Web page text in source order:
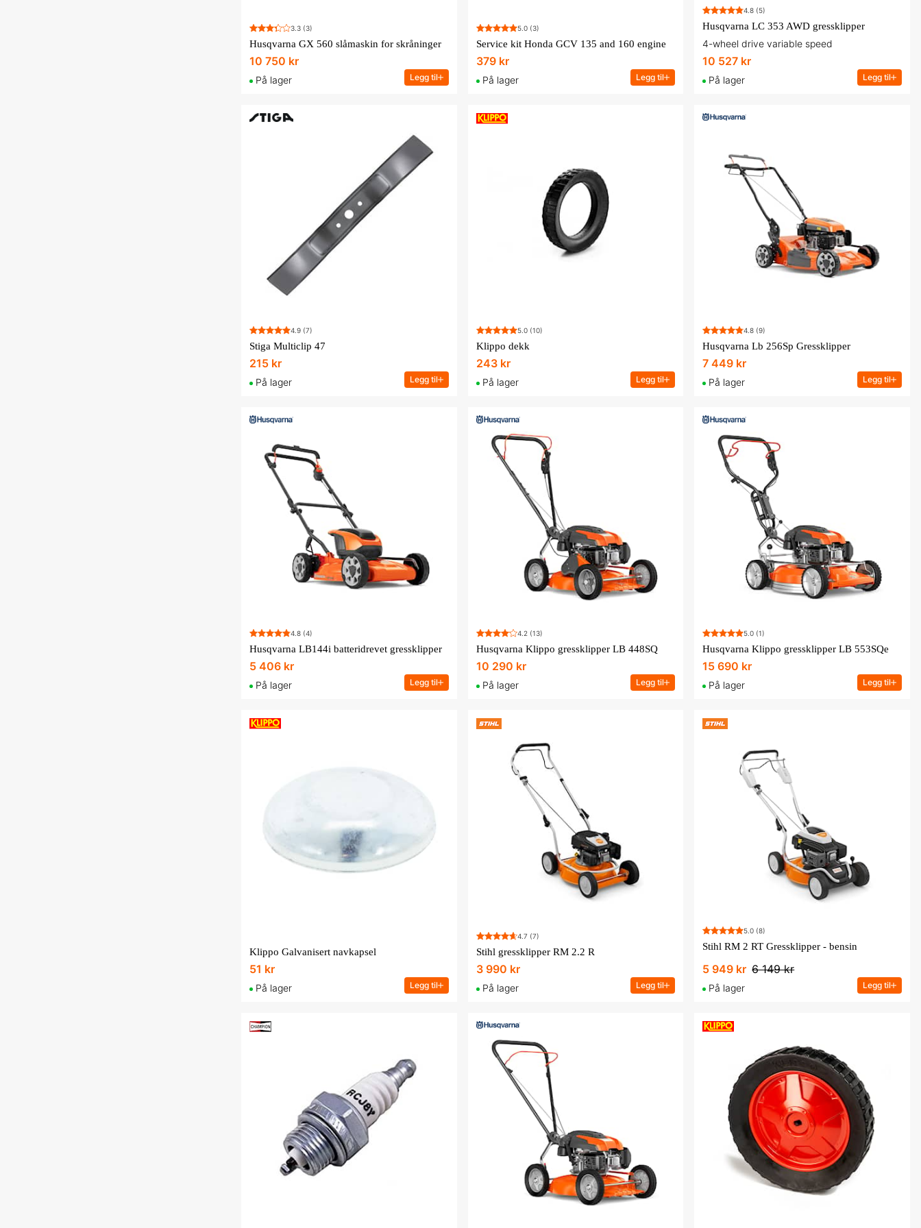
3.3 (3)
Husqvarna GX 560 slåmaskin for skråninger
10 750 kr
På lager Legg til
5.0(3)
Service kit Honda GCV 135 and 160 engine
379 kr
På lager Legg til
4.8 (5)
Husqvarna LC 353 AWD gressklipper
4-wheel drive variable speed
10 527 kr
På lager Legg til
4.9 (7)
Stiga Multiclip 47
215 kr
På lager Legg til
5.0(10)
Klippo dekk
243 kr
På lager Legg til
4.8 (9)
Husqvarna Lb 256Sp Gressklipper
7 449 kr
På lager Legg til
4.8 (4)
Husqvarna LB144i batteridrevet gressklipper
5 406 kr
På lager Legg til
4.2(13)
Husqvarna Klippo gressklipper LB 448SQ
10 290 kr
På lager Legg til
5.0 (1)
Husqvarna Klippo gressklipper LB 553SQe
15 690 kr
På lager Legg til
Klippo Galvanisert navkapsel
51 kr
På lager Legg til
4.7 (7)
Stihl gressklipper RM 2.2 R
3 990 kr
På lager Legg til
5.0 (8)
Stihl RM 2 RT Gressklipper - bensin
5 949 kr 6 149 kr
På lager Legg til